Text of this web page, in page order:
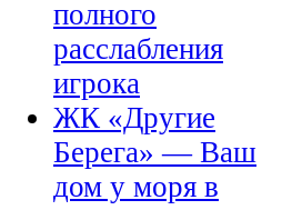
полного
расслабления
игрока
ЖК «Другие
Берега» — Ваш
дом у моря в